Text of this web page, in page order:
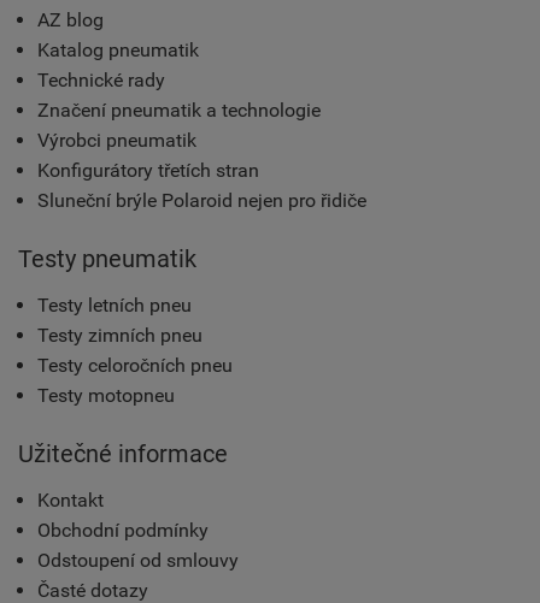
AZ blog
Katalog pneumatik
Technické rady
Značení pneumatik a technologie
Výrobci pneumatik
Konfigurátory třetích stran
Sluneční brýle Polaroid nejen pro řidiče
Testy pneumatik
Testy letních pneu
Testy zimních pneu
Testy celoročních pneu
Testy motopneu
Užitečné informace
Kontakt
Obchodní podmínky
Odstoupení od smlouvy
Časté dotazy